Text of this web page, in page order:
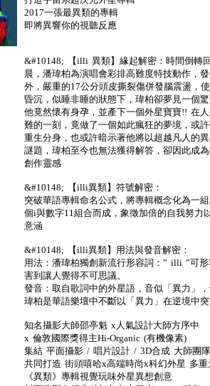
2017一張最異類的專輯
即將異響你的視聽反應
&#10148; 【illi 異類】緣起解密：時間倒轉
晨，潘瑋柏為演唱會彩排高難度特技動作，
外，嚴重的17公分頭皮撕裂傷併發腦震盪，
昏沉，似睡非睡的狀態下，瑋柏卻夢見一個
他竟然懷有身孕，並產下一個外星寶寶!! 在
難的一刻，竟做了一個如此瘋狂的夢境，或
重生分身，也或許暗示著他將以超越凡人的
謎題，瑋柏至今也無法獲得解答，卻因此成
創作靈感
&#10148; 【illi異類】符號解密：
突破華語專輯命名公式，將專輯概念化為一
個i與數字11組合而成，象徵加倍的自我努力
意涵
&#10148; 【illi異類】用法與發音解密：
用法：潘瑋柏獨創新流行形容詞：” illi ”可
害到讓人覺得不可思議。
發音：取自歌詞中的外星語，音似「異力」
瑋柏是華語樂壇中不斷以「異力」在逆境中突
知名攝影大師邵亭魁 x人氣設計大師方序中
x 倫敦國際獎得主Hi-Organic (有機像素)
集結 平面攝影 / 唱片設計 / 3D合成 大師團
共同打造 街頭嘻哈x高端時尚x科幻外星 多
《異類》專輯視覺玩味外星異想創意